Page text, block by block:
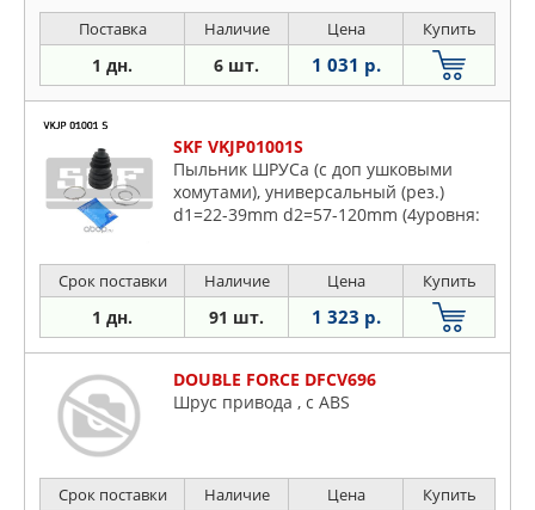
Поставка Наличие Цена Купить
1 дн. 6 шт. 1 031 р.
SKF VKJP01001S
Пыльник ШРУСа (с доп ушковыми
хомутами), универсальный (рез.)
d1=22-39mm d2=57-120mm (4уровня:
ушковых+2 станд. хомута+смазка к к-
Срок поставки Наличие Цена Купить
1 дн. 91 шт. 1 323 р.
DOUBLE FORCE DFCV696
Шрус привода , с ABS
Срок поставки Наличие Цена Купить